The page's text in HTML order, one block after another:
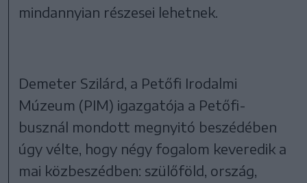
mindannyian részesei lehetnek.
Demeter Szilárd, a Petőfi Irodalmi
Múzeum (PIM) igazgatója a Petőfi-
busznál mondott megnyitó beszédében
úgy vélte, hogy négy fogalom keveredik a
mai közbeszédben: szülőföld, ország,